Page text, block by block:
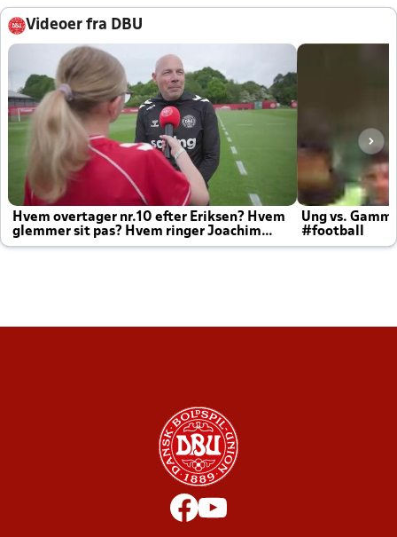
Videoer fra DBU
Hvem overtager nr.10 efter Eriksen? Hvem
glemmer sit pas? Hvem ringer Joachim
altid til efter kampe?
Ung vs.
#football